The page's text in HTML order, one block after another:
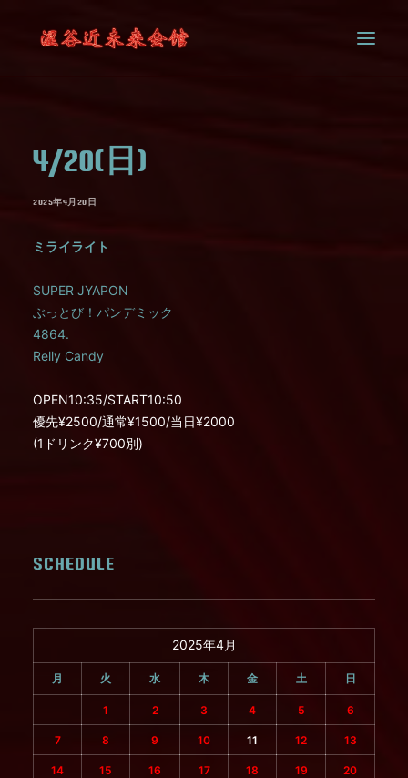
CONTACT4/20(日)
2025年4月20日
ミライライト
SUPER JYAPON
ぶっとび！パンデミック
4864.
Relly Candy
OPEN10:35/START10:50
優先¥2500/通常¥1500/当日¥2000
(1ドリンク¥700別)
SCHEDULE
2025年4月
月 火 水 木 金 土 日
1 2 3 4 5 6
7 8 9 10 11 12 13
14 15 16 17 18 19 20